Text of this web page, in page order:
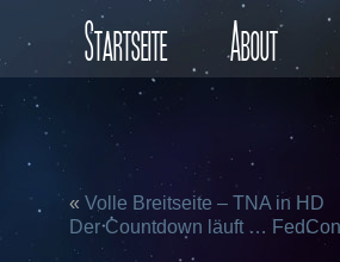
Startseite About
« Volle Breitseite – TNA in HD
Der Countdown läuft …